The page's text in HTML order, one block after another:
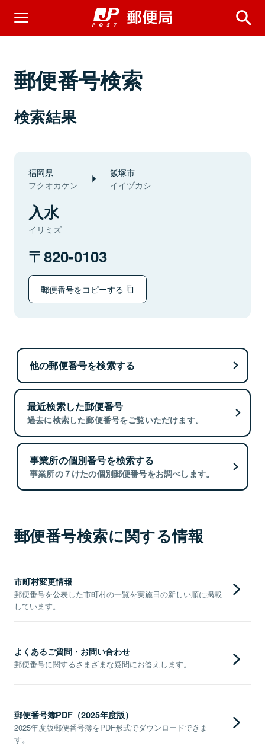
郵便番号検索
検索結果
福岡県
フクオカケン
飯塚市
イイヅカシ
入水
イリミズ
820-0103
郵便番号をコピーする
他の郵便番号を検索する
最近検索した郵便番号
過去に検索した郵便番号をご覧いただけます。
事業所の個別番号を検索する
事業所の７けたの個別郵便番号をお調べします。
郵便番号検索に関する情報
市町村変更情報
郵便番号を公表した市町村の一覧を実施日の新しい順に掲載
しています。
よくあるご質問・お問い合わせ
郵便番号に関するさまざまな疑問にお答えします。
郵便番号簿PDF（2025年度版）
2025年度版郵便番号簿をPDF形式でダウンロードできま
す。